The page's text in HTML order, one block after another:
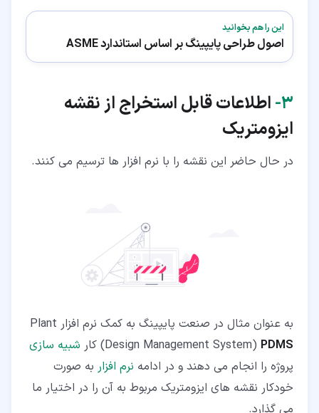
این را هم بخوانید
اصول طراحی پایپینگ بر اساس استاندارد ASME
۳‏- اطلاعات قابل استخراج از نقشه
ایزومتریک
در حال حاضر این نقشه را با نرم افزار ها ترسیم می کنند.
به عنوان مثال در صنعت پایپینگ به کمک نرم افزار Plant
Design Management System) PDMS ) کار شبیه سازی
پروژه را انجام می دهند و در ادامه نرم افزار به صورت
خودکار نقشه های ایزومتریک مربوط به آن را در اختیار ما
می گذارد.